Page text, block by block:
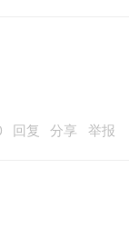
回复 分享 举报